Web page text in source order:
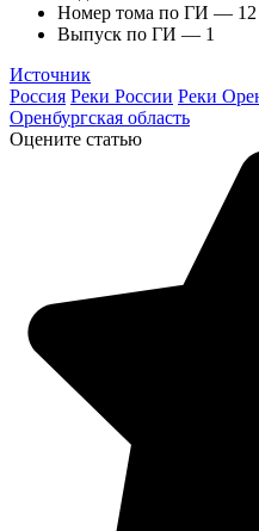
Номер тома по ГИ — 12
Выпуск по ГИ — 1
Источник
Россия Реки России Реки
Оренбургская область
Оцените статью